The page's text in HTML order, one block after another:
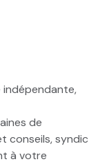
indépendante,
de
conseils, syndic
à votre